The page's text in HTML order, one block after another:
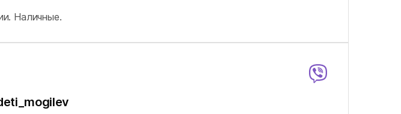
Наличные.